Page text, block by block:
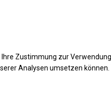
Laden Sie
Zustimmung zur
Analysen umsetzen